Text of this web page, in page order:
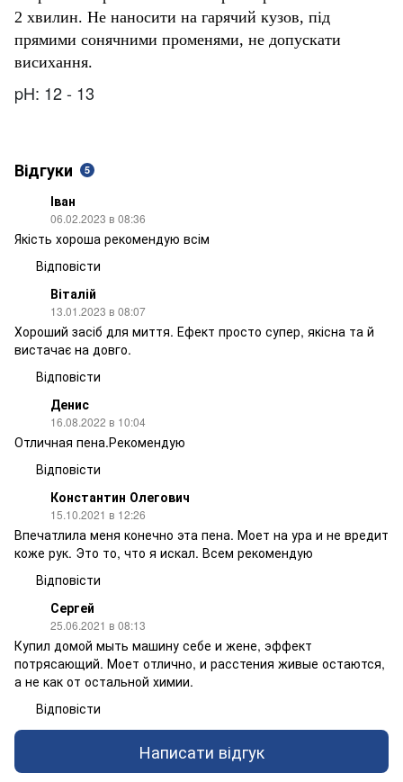
2 хвилин. Не наносити на гарячий кузов, під
прямими сонячними променями, не допускати
висихання.
pH: 12 - 13
Відгуки 5
Іван
06.02.2023 в 08:36
Якість хороша рекомендую всім
Відповісти
Віталій
13.01.2023 в 08:07
Хороший засіб для миття. Ефект просто супер, якісна та й
вистачає на довго.
Відповісти
Денис
16.08.2022 в 10:04
Отличная пена.Рекомендую
Відповісти
Константин Олегович
15.10.2021 в 12:26
Впечатлила меня конечно эта пена. Моет на ура и не вредит
коже рук. Это то, что я искал. Всем рекомендую
Відповісти
Сергей
25.06.2021 в 08:13
Купил домой мыть машину себе и жене, эффект
потрясающий. Моет отлично, и расстения живые остаются,
а не как от остальной химии.
Відповісти
Написати відгук